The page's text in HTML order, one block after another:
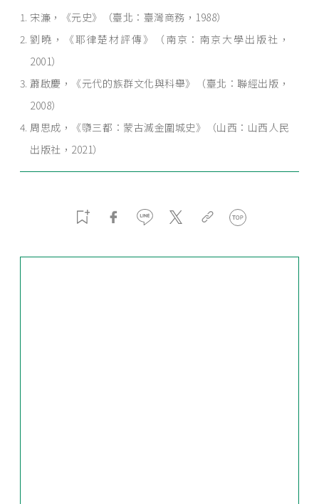
宋濂，《元史》（臺北：臺灣商務，1988）
劉曉，《耶律楚材評傳》（南京：南京大學出版社，
2001）
蕭啟慶，《元代的族群文化與科舉》（臺北：聯經出版，
2008）
周思成，《隳三都：蒙古滅金圍城史》（山西：山西人民
出版社，2021）